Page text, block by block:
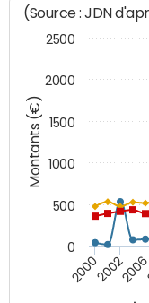
Montants (€)
(Source : JDN
200020022006
0
500
1000
1500
2000
2500